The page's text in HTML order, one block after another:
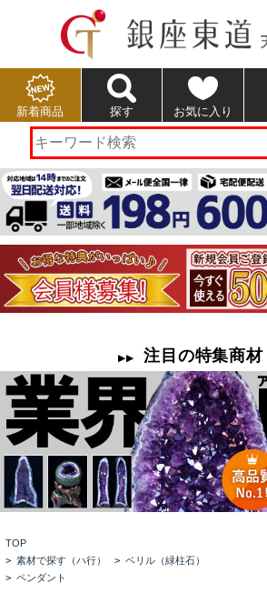
新着商品 探す お気に入り
TOP
> 素材で探す（ハ行） > ベリル（緑柱石）
> ペンダント